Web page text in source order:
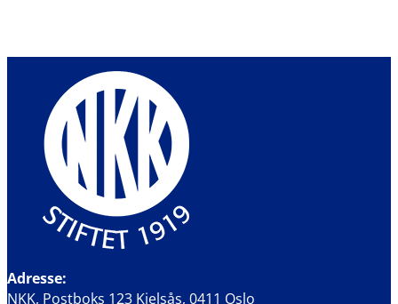
Adresse:
NKK, Postboks 123 Kjelsås, 0411 Oslo